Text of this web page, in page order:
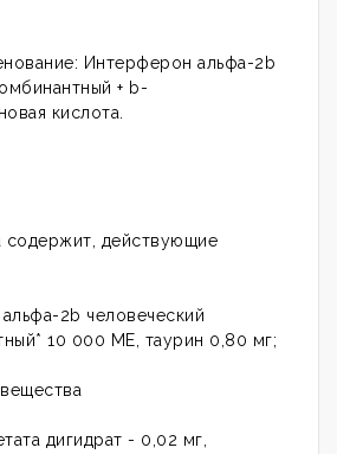
Интерферон альфа-2b
+ b-
кислота.
содержит, действующие
2b человеческий
10 000 МЕ, таурин 0,80 мг;
дигидрат - 0,02 мг,